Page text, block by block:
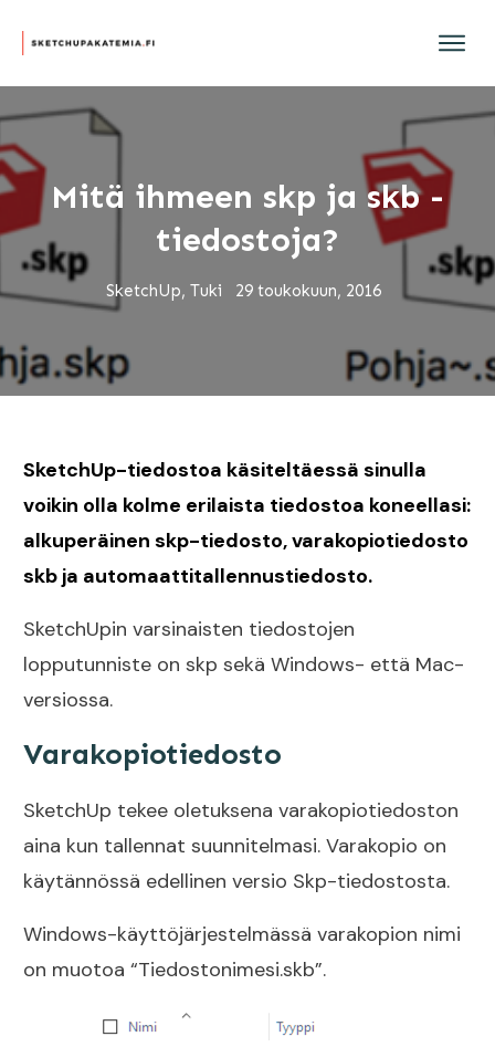
Mitä ihmeen skp ja skb -
tiedostoja?
SketchUp, Tuki 29 toukokuun, 2016
SketchUp-tiedostoa käsiteltäessä sinulla
voikin olla kolme erilaista tiedostoa koneellasi:
alkuperäinen skp-tiedosto, varakopiotiedosto
skb ja automaattitallennustiedosto.
SketchUpin varsinaisten tiedostojen
lopputunniste on skp sekä Windows- että Mac-
versiossa.
Varakopiotiedosto
SketchUp tekee oletuksena varakopiotiedoston
aina kun tallennat suunnitelmasi. Varakopio on
käytännössä edellinen versio Skp-tiedostosta.
Windows-käyttöjärjestelmässä varakopion nimi
on muotoa “Tiedostonimesi.skb”.